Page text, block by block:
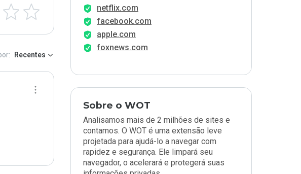
Recentes
netflix.com
facebook.com
apple.com
foxnews.com
Sobre o WOT
Analisamos mais de 2 milhões de sites e
contamos. O WOT é uma extensão leve
projetada para ajudá-lo a navegar com
rapidez e segurança. Ele limpará seu
navegador, o acelerará e protegerá suas